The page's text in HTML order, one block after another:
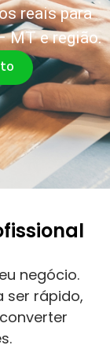
reais para
MT e região.
negócio.
ser rápido,